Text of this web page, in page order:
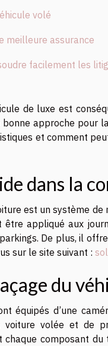
volé
meilleure assurance
facilement les
de luxe est
bonne approche pour
et comment
dans la
est un système
appliqué aux
De plus, il
sur le site suivant :
du
équipés d’une
voiture volée et de
chaque composant